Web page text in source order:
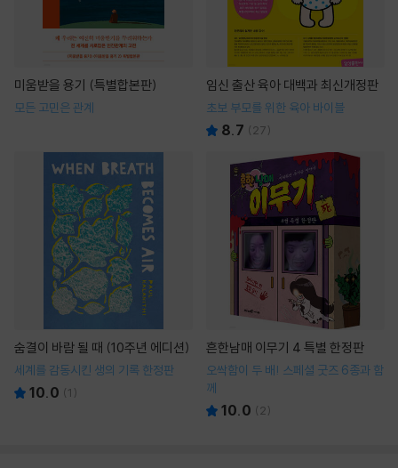
미움받을 용기 (특별합본판)
모든 고민은 관계
임신 출산 육아 대백과 최신개정판
초보 부모를 위한 육아 바이블
8.7 ( 27)
숨결이 바람 될 때 (10주년 에디션)
세계를 감동시킨 생의 기록 한정판
10.0 (1 )
흔한남매 이무기 4 특별 한정판
오싹함이 두 배! 스페셜 굿즈 6종과 함
께
10.0 ( 2)